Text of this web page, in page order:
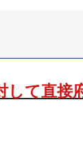
して直接